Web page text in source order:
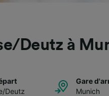
Deutz à
Deutz
Gare
Munich